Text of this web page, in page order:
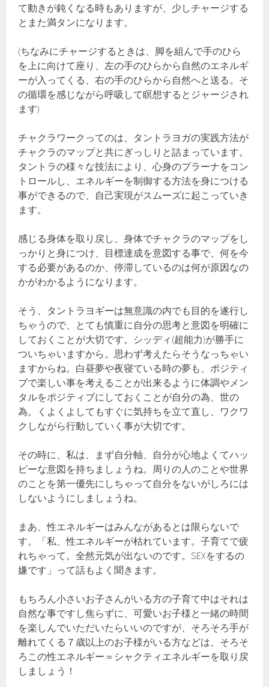
て動きが鈍くなる時もありますが、少しチャージする
とまた満タンになります。
(ちなみにチャージするときは、脚を組んで手のひら
を上に向けて座り、左の手のひらから自然のエネルギ
ーが入ってくる、右の手のひらから自然へと送る。そ
の循環を感じながら呼吸して瞑想するとジャージされ
ます)
チャクラワークってのは、タントラヨガの実践方法が
チャクラのマップと共にぎっしりと詰まっています。
タントラの様々な技法により、心身のプラーナをコン
トロールし、エネルギーを制御する方法を身につける
事ができるので、自己実現がスムーズに起こっていき
ます。
感じる身体を取り戻し、身体でチャクラのマップをし
っかりと身につけ、目標達成を意図する事で、何を今
する必要があるのか、停滞しているのは何が原因なの
かがわかるようになります。
そう、タントラヨギーは無意識の内でも目的を遂行し
ちゃうので、とても慎重に自分の思考と意図を明確に
しておくことが大切です。シッディ(超能力)が勝手に
ついちゃいますから。思わず考えたらそうなっちゃい
ますからね。白昼夢や夜寝ている時の夢も、ポジティ
ブで楽しい事を考えることが出来るように体調やメン
タルをポジティブにしておくことが自分の為、世の
為。くよくよしてもすぐに気持ちを立て直し、ワクワ
クしながら行動していく事が大切です。
その時に、私は、まず自分軸、自分が心地よくてハッ
ピーな意図を持ちましょうね。周りの人のことや世界
のことを第一優先にしちゃって自分をないがしろには
しないようにしましょうね。
まあ、性エネルギーはみんながあるとは限らないで
す。「私、性エネルギーが枯れています。子育てで疲
れちゃって。全然元気が出ないのです。SEXをするの
嫌です」って話もよく聞きます。
もちろん小さいお子さんがいる方の子育て中はそれは
自然な事ですし焦らずに、可愛いお子様と一緒の時間
を楽しんでいただいたらいいのですが、そろそろ手が
離れてくる７歳以上のお子様がいる方などは、そろそ
ろこの性エネルギー＝シャクティエネルギーを取り戻
しましょう！